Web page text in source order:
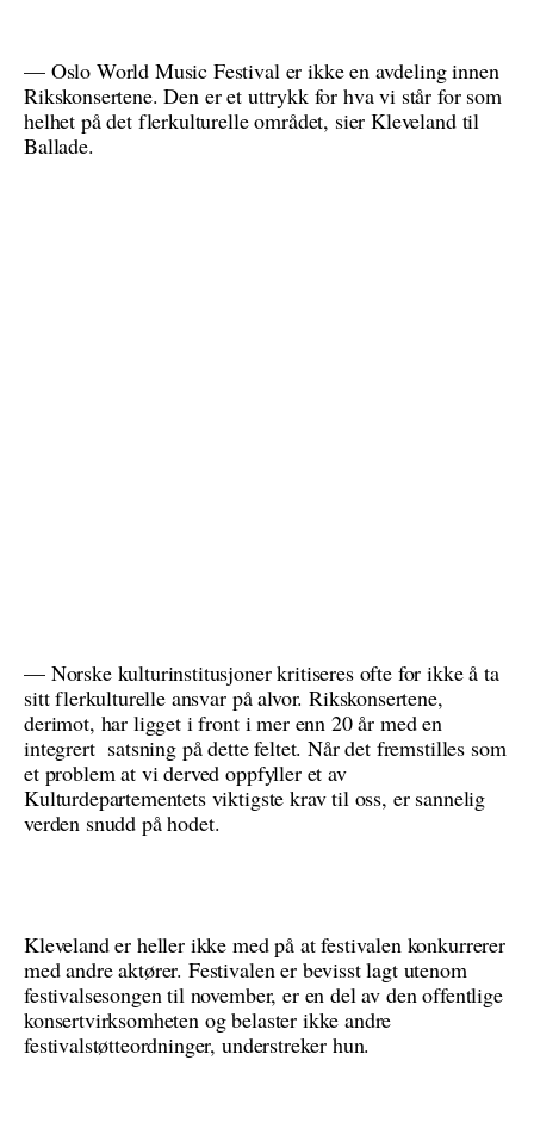
— Oslo World Music Festival er ikke en avdeling innen
Rikskonsertene. Den er et uttrykk for hva vi står for som
helhet på det flerkulturelle området, sier Kleveland til
Ballade.
— Norske kulturinstitusjoner kritiseres ofte for ikke å ta
sitt flerkulturelle ansvar på alvor. Rikskonsertene,
derimot, har ligget i front i mer enn 20 år med en
integrert satsning på dette feltet. Når det fremstilles som
et problem at vi derved oppfyller et av
Kulturdepartementets viktigste krav til oss, er sannelig
verden snudd på hodet.
Kleveland er heller ikke med på at festivalen konkurrerer
med andre aktører. Festivalen er bevisst lagt utenom
festivalsesongen til november, er en del av den offentlige
konsertvirksomheten og belaster ikke andre
festivalstøtteordninger, understreker hun.